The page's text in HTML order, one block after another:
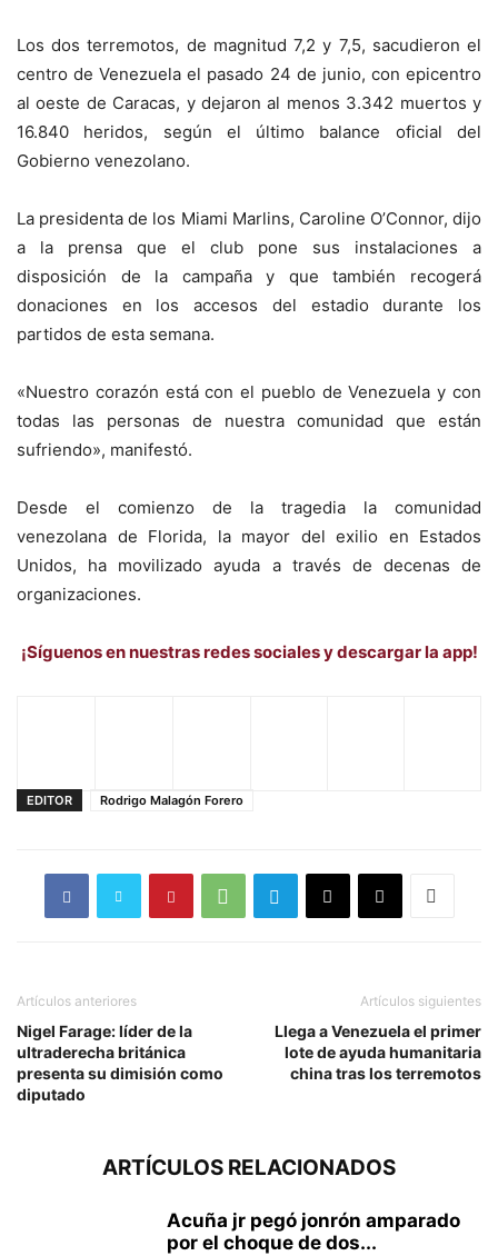
Los dos terremotos, de magnitud 7,2 y 7,5, sacudieron el
centro de Venezuela el pasado 24 de junio, con epicentro
al oeste de Caracas, y dejaron al menos 3.342 muertos y
16.840 heridos, según el último balance oficial del
Gobierno venezolano.
La presidenta de los Miami Marlins, Caroline O’Connor, dijo
a la prensa que el club pone sus instalaciones a
disposición de la campaña y que también recogerá
donaciones en los accesos del estadio durante los
partidos de esta semana.
«Nuestro corazón está con el pueblo de Venezuela y con
todas las personas de nuestra comunidad que están
sufriendo», manifestó.
Desde el comienzo de la tragedia la comunidad
venezolana de Florida, la mayor del exilio en Estados
Unidos, ha movilizado ayuda a través de decenas de
organizaciones.
¡Síguenos en nuestras redes sociales y descargar la app!
EDITOR Rodrigo Malagón Forero
Artículos anteriores
Nigel Farage: líder de la
ultraderecha británica
presenta su dimisión como
diputado
Artículos siguientes
Llega a Venezuela el primer
lote de ayuda humanitaria
china tras los terremotos
ARTÍCULOS RELACIONADOS
Acuña jr pegó jonrón amparado
por el choque de dos...